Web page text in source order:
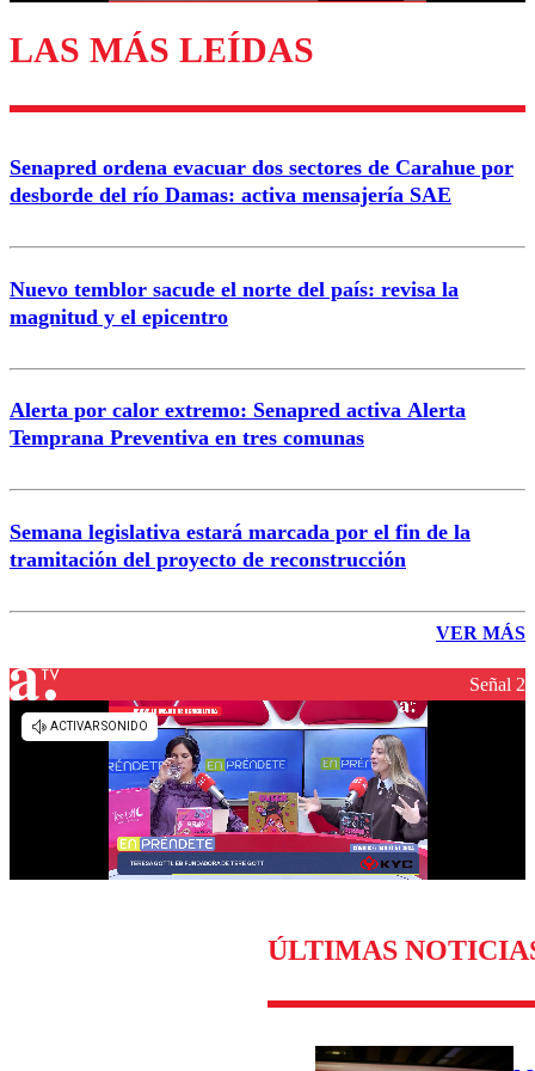
LAS MÁS LEÍDAS
Senapred ordena evacuar dos sectores de Carahue por
desborde del río Damas: activa mensajería SAE
Nuevo temblor sacude el norte del país: revisa la
magnitud y el epicentro
Alerta por calor extremo: Senapred activa Alerta
Temprana Preventiva en tres comunas
Semana legislativa estará marcada por el fin de la
tramitación del proyecto de reconstrucción
VER MÁS
Señal 2
ÚLTIMAS